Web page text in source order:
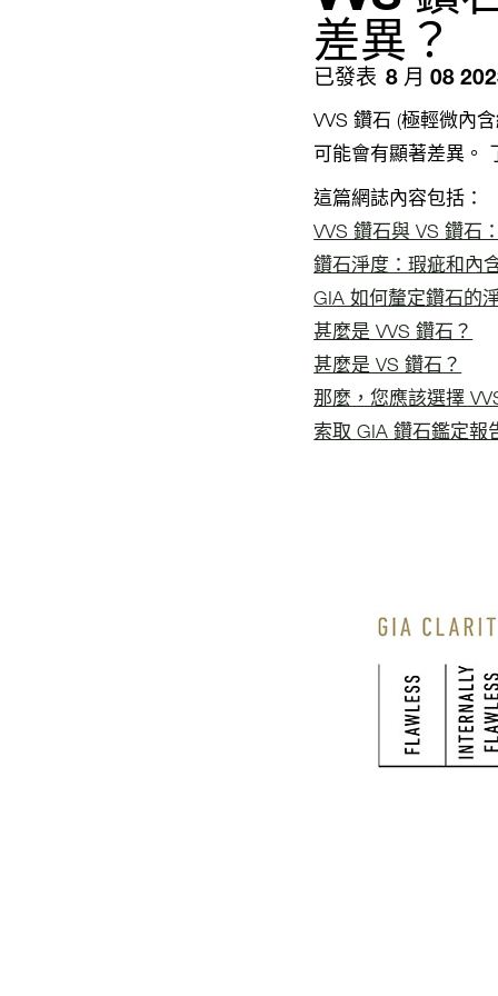
差異？
已發表 8 月 08
VVS 鑽石 (極輕微內
可能會有顯著差異。
這篇網誌內容包括：
VVS 鑽石與 VS 鑽石
鑽石淨度：瑕疵和內
GIA 如何釐定鑽石的
甚麼是 VVS 鑽石？
甚麼是 VS 鑽石？
那麼，您應該選擇
索取 GIA 鑽石鑑定報